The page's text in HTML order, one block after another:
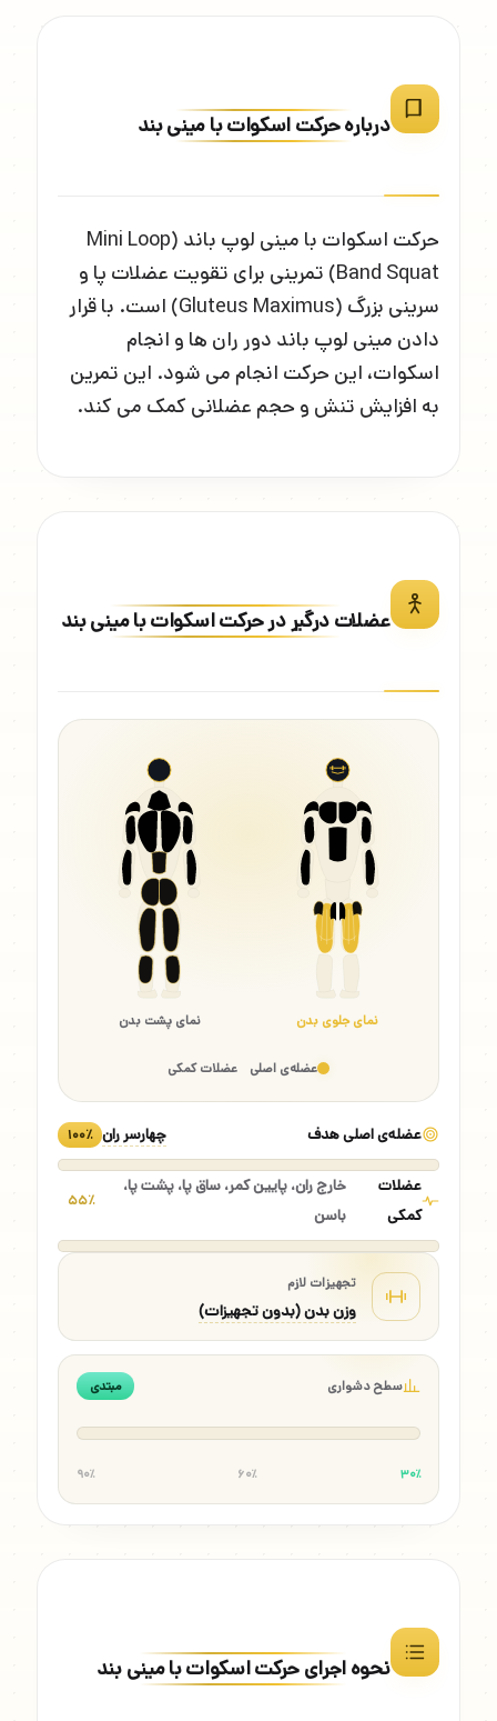
درباره حرکت اسکوات با مینی بند
حرکت اسکوات با مینی لوپ باند (Mini Loop
Band Squat) تمرینی برای تقویت عضلات پا و
سرینی بزرگ (Gluteus Maximus) است. با قرار
دادن مینی لوپ باند دور ران ها و انجام
اسکوات، این حرکت انجام می شود. این تمرین
به افزایش تنش و حجم عضلانی کمک می کند.
عضلات درگیر در حرکت اسکوات با مینی بند
نمای جلوی بدن نمای پشت بدن
عضله‌ی اصلی عضلات کمکی
عضله‌ی اصلی هدف چهارسر ران ۱۰۰٪
عضلات
کمکی
خارج ران، پایین کمر، ساق پا، پشت پا،
باسن
۵۵٪
تجهیزات لازم
وزن بدن (بدون تجهیزات)
سطح دشواری مبتدی
۳۰٪ ۶۰٪ ۹۰٪
نحوه اجرای حرکت اسکوات با مینی بند